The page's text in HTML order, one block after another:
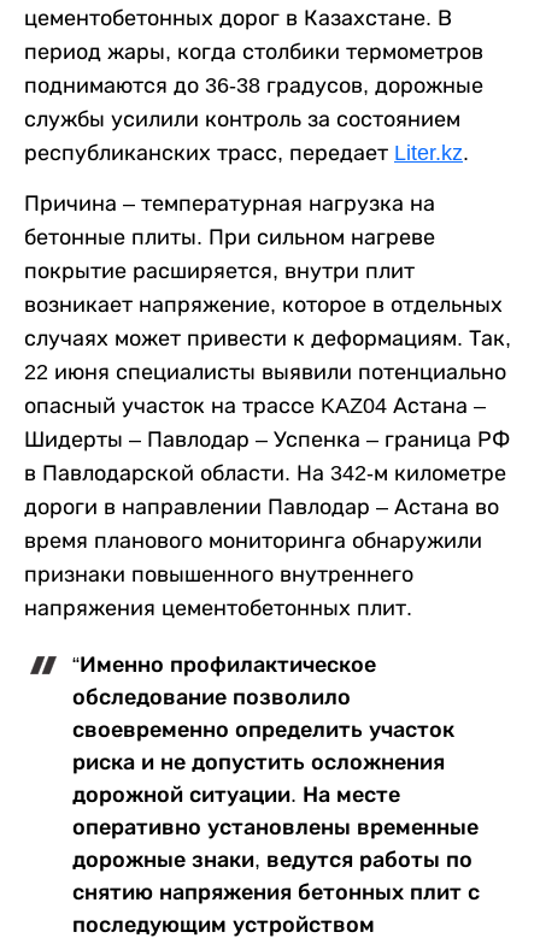
цементобетонных дорог в Казахстане. В
период жары, когда столбики термометров
поднимаются до 36-38 градусов, дорожные
службы усилили контроль за состоянием
республиканских трасс, передает Liter.kz.
Причина – температурная нагрузка на
бетонные плиты. При сильном нагреве
покрытие расширяется, внутри плит
возникает напряжение, которое в отдельных
случаях может привести к деформациям. Так,
22 июня специалисты выявили потенциально
опасный участок на трассе KAZ04 Астана –
Шидерты – Павлодар – Успенка – граница РФ
в Павлодарской области. На 342-м километре
дороги в направлении Павлодар – Астана во
время планового мониторинга обнаружили
признаки повышенного внутреннего
напряжения цементобетонных плит.
“Именно профилактическое
обследование позволило
своевременно определить участок
риска и не допустить осложнения
дорожной ситуации. На месте
оперативно установлены временные
дорожные знаки, ведутся работы по
снятию напряжения бетонных плит с
последующим устройством